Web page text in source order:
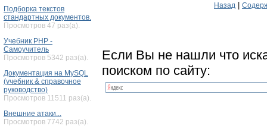
Подборка текстов
стандартных документов.
Просмотров 47 раз(а).
Учебник PHP -
Самоучитель
Просмотров 5342 раз(а).
Документация на MySQL
(учебник & справочное
руководство)
Просмотров 11511 раз(а).
Внешние атаки...
Просмотров 7742 раз(а).
Назад
Если Вы не нашли что
поиском по сайту: